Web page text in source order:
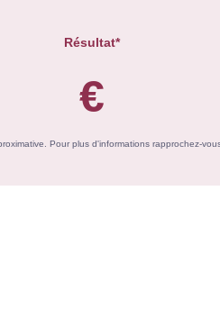
Résultat*
€
Pour plus d'informations rapprochez-